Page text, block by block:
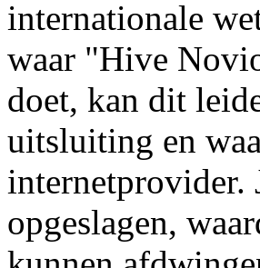
internationale
waar "Hive
doet, kan dit
uitsluiting en
internetprovider.
opgeslagen,